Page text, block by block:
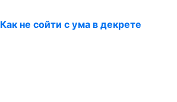
Как не сойти с ума в декрете